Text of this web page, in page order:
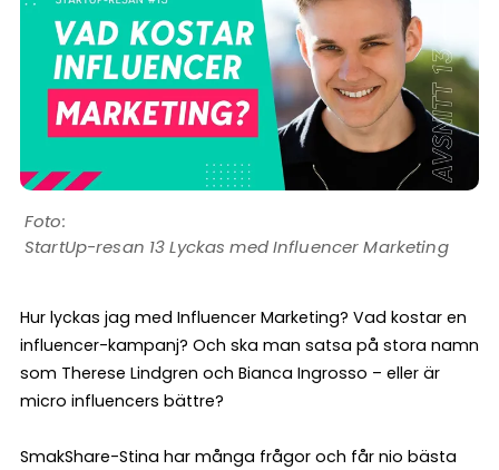
StartUp-resan 13 Lyckas med Influencer Marketing
Hur lyckas jag med Influencer Marketing? Vad kostar en
influencer-kampanj? Och ska man satsa på stora namn
som Therese Lindgren och Bianca Ingrosso – eller är
micro influencers bättre?
SmakShare-Stina har många frågor och får nio bästa